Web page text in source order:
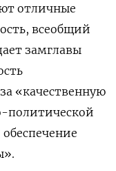
отличные
всеобщий
замглавы
«качественную
политической